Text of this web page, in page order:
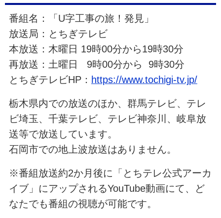
番組名：「U字工事の旅！発見」
放送局：とちぎテレビ
本放送：木曜日 19時00分から19時30分
再放送：土曜日 9時00分から 9時30分
とちぎテレビHP： https://www.tochigi-tv.jp/
栃木県内での放送のほか、群馬テレビ、テレ
ビ埼玉、千葉テレビ、テレビ神奈川、岐阜放
送等で放送しています。
石岡市での地上波放送はありません。
※番組放送約2か月後に「とちテレ公式アーカ
イブ」にアップされるYouTube動画にて、ど
なたでも番組の視聴が可能です。